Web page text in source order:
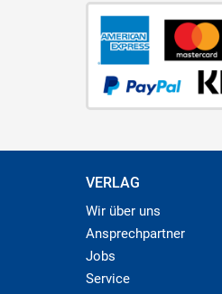
VERLAG
Wir über uns
Ansprechpartner
Jobs
Service